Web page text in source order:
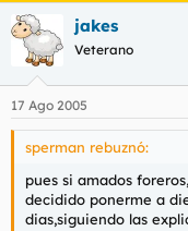
jakes
Veterano
17 Ago 2005
sperman rebuznó:
pues si amados
decidido ponerme a
dias,siguiendo las